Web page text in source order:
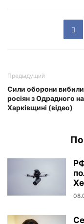
Предыдущий
Сили оборони вибили
росіян з Одрадного на
Харківщині (відео)